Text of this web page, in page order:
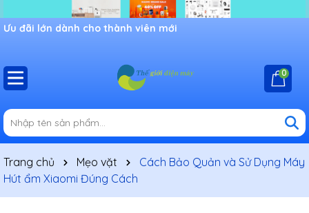
Ưu đãi lớn dành cho thành viên mới
0
Trang chủ Mẹo vặt
Cách Bảo Quản và Sử Dụng Máy
Hút ẩm Xiaomi Đúng Cách